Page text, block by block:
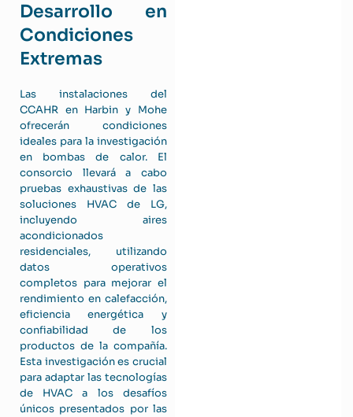
Desarrollo en
Condiciones
Extremas
Las instalaciones del
CCAHR en Harbin y Mohe
ofrecerán condiciones
ideales para la investigación
en bombas de calor. El
consorcio llevará a cabo
pruebas exhaustivas de las
soluciones HVAC de LG,
incluyendo aires
acondicionados
residenciales, utilizando
datos operativos
completos para mejorar el
rendimiento en calefacción,
eficiencia energética y
confiabilidad de los
productos de la compañía.
Esta investigación es crucial
para adaptar las tecnologías
de HVAC a los desafíos
únicos presentados por las